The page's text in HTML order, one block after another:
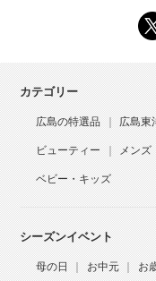
カテゴリー
広島の特選品 広島東
ビューティー メンズ
ベビー・キッズ
シーズンイベント
母の日 お中元 お